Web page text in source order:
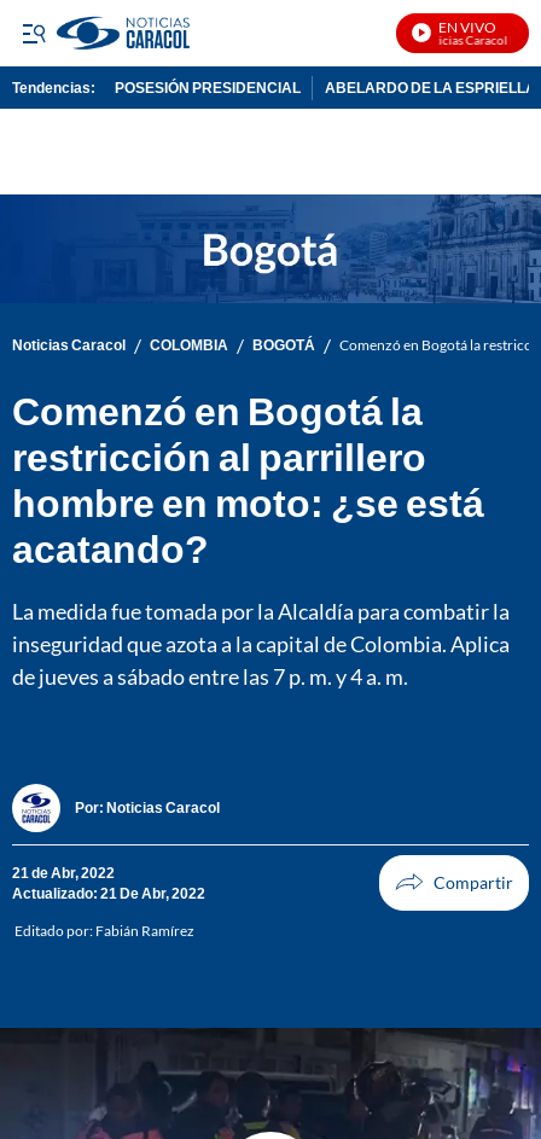
EN VIVO
Noticias Caracol En
Tendencias: POSESIÓN PRESIDENCIAL ABELARDO DE LA ESPRIELLA
Noticias Caracol / COLOMBIA / BOGOTÁ / Comenzó en Bogotá la
Comenzó en Bogotá la
restricción al parrillero
hombre en moto: ¿se está
acatando?
La medida fue tomada por la Alcaldía para combatir la
inseguridad que azota a la capital de Colombia. Aplica
de jueves a sábado entre las 7 p. m. y 4 a. m.
Por: Noticias Caracol
21 de Abr, 2022
Actualizado: 21 De Abr, 2022
Editado por: Fabián Ramírez